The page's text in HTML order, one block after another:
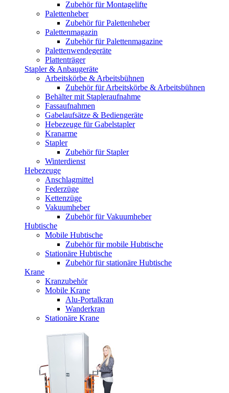
Zubehör für Montagelifte
Palettenheber
Zubehör für Palettenheber
Palettenmagazin
Zubehör für Palettenmagazine
Palettenwendegeräte
Plattenträger
Stapler & Anbaugeräte
Arbeitskörbe & Arbeitsbühnen
Zubehör für Arbeitskörbe & Arbeitsbühnen
Behälter mit Stapleraufnahme
Fassaufnahmen
Gabelaufsätze & Bediengeräte
Hebezeuge für Gabelstapler
Kranarme
Stapler
Zubehör für Stapler
Winterdienst
Hebezeuge
Anschlagmittel
Federzüge
Kettenzüge
Vakuumheber
Zubehör für Vakuumheber
Hubtische
Mobile Hubtische
Zubehör für mobile Hubtische
Stationäre Hubtische
Zubehör für stationäre Hubtische
Krane
Kranzubehör
Mobile Krane
Alu-Portalkran
Wanderkran
Stationäre Krane